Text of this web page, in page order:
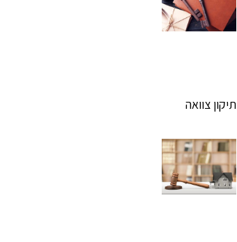
תיקון צוואה